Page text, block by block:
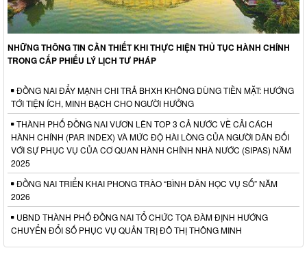
NHỮNG THÔNG TIN CẦN THIẾT KHI THỰC HIỆN THỦ TỤC HÀNH CHÍNH
TRONG CẤP PHIẾU LÝ LỊCH TƯ PHÁP
ĐỒNG NAI ĐẨY MẠNH CHI TRẢ BHXH KHÔNG DÙNG TIỀN MẶT: HƯỚNG
TỚI TIỆN ÍCH, MINH BẠCH CHO NGƯỜI HƯỞNG
THÀNH PHỐ ĐỒNG NAI VƯƠN LÊN TOP 3 CẢ NƯỚC VỀ CẢI CÁCH
HÀNH CHÍNH (PAR INDEX) VÀ MỨC ĐỘ HÀI LÒNG CỦA NGƯỜI DÂN ĐỐI
VỚI SỰ PHỤC VỤ CỦA CƠ QUAN HÀNH CHÍNH NHÀ NƯỚC (SIPAS) NĂM
2025
ĐỒNG NAI TRIỂN KHAI PHONG TRÀO “BÌNH DÂN HỌC VỤ SỐ” NĂM
2026
UBND THÀNH PHỐ ĐỒNG NAI TỔ CHỨC TỌA ĐÀM ĐỊNH HƯỚNG
CHUYỂN ĐỔI SỐ PHỤC VỤ QUẢN TRỊ ĐÔ THỊ THÔNG MINH